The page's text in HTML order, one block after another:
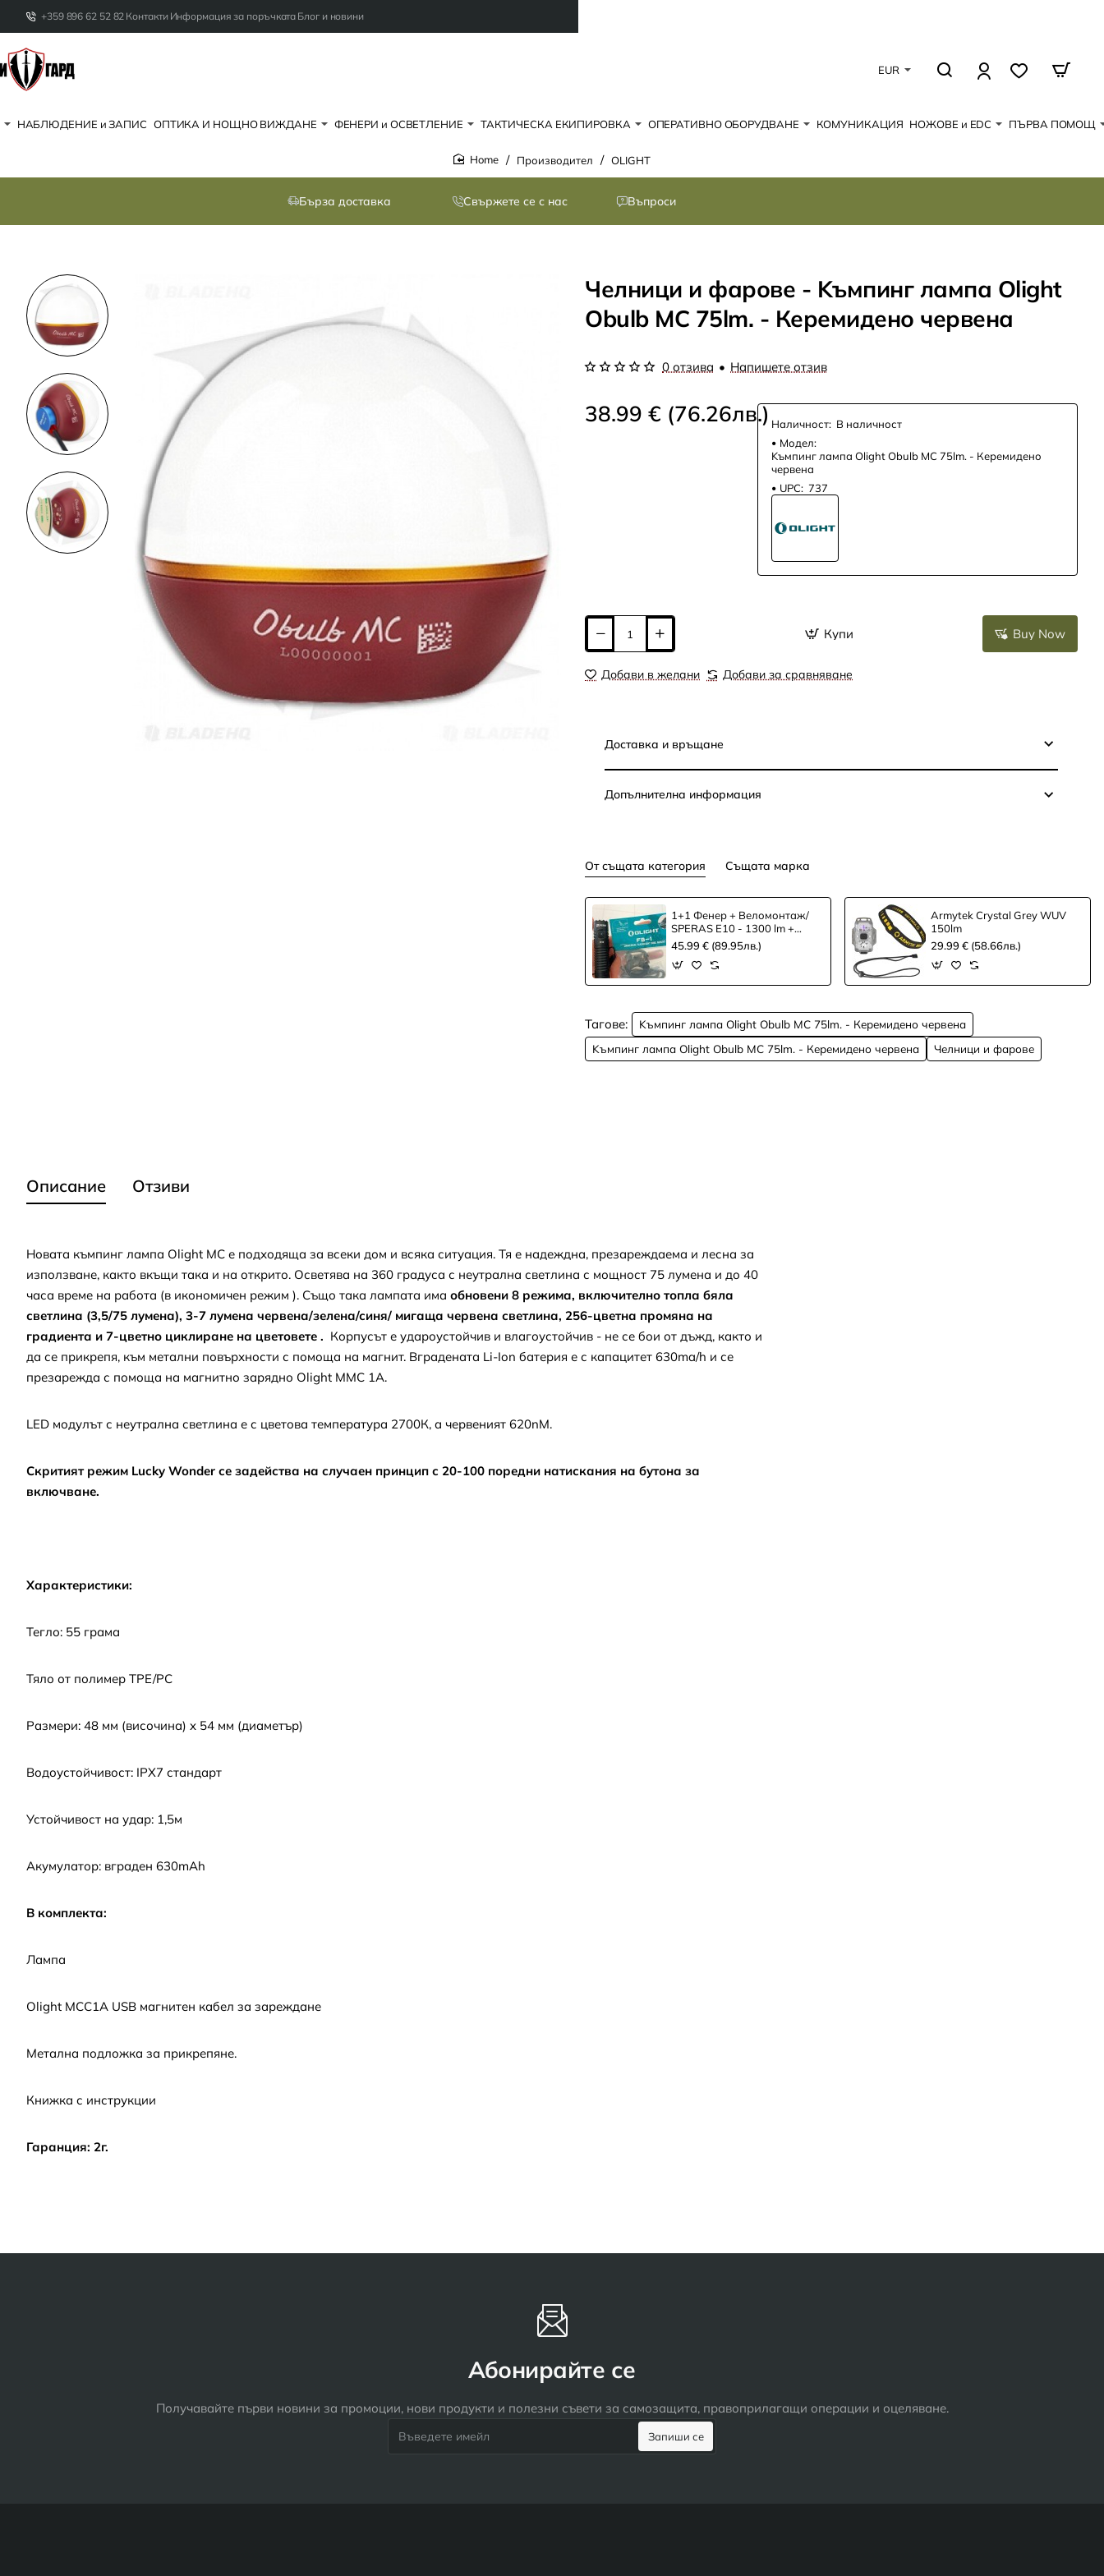
+359 896 62 52 82 Контакти Информация за поръчката Блог и новини
EUR
НАБЛЮДЕНИЕ и ЗАПИС ОПТИКА И НОЩНО ВИЖДАНЕ ФЕНЕРИ и ОСВЕТЛЕНИЕ ТАКТИЧЕСКА ЕКИПИРОВКА ОПЕРАТИВНО ОБОРУДВАНЕ КОМУНИКАЦИЯ НОЖОВЕ и EDC ПЪРВА ПОМОЩ
Производител OLIGHT
Бърза доставка Свържете се с нас Въпроси
Челници и фарове - Kъмпинг лампа Olight
Obulb MC 75lm. - Керемидено червена
0 отзива • Напишете отзив
38.99 € (76.26лв.)Наличност: В наличност
Модел:
Kъмпинг лампа Olight Obulb MC 75lm. - Керемидено
червена
UPC: 737
Купи Buy Now
Добави в желани Добави за сравняване
Доставка и връщане
Допълнителна информация
От същата категория Същата марка
1+1 Фенер + Веломонтаж/
SPERAS E10 - 1300 lm +
Велосипеден крепеж Olight
45.99 € (89.95лв.)
Armytek Crystal Grey WUV
150lm
29.99 € (58.66лв.)
Тагове:
Kъмпинг лампа Olight Obulb MC 75lm. - Керемидено червена
Kъмпинг лампа Olight Obulb MC 75lm. - Керемидено червена
Челници и фарове
Описание Отзиви
Новата къмпинг лампа Olight MC е подходяща за всеки дом и всяка ситуация. Тя е надеждна, презареждаема и лесна за
използване, както вкъщи така и на открито. Осветява на 360 градуса с неутрална светлина с мощност 75 лумена и до 40
часа време на работа (в икономичен режим ). Също така лампата има обновени 8 режима, включително топла бяла
светлина (3,5/75 лумена), 3-7 лумена червена/зелена/синя/ мигаща червена светлина, 256-цветна промяна на
градиента и 7-цветно циклиране на цветовете . Корпусът е удароустойчив и влагоустойчив - не се бои от дъжд, както и
да се прикрепя, към метални повърхности с помоща на магнит. Вградената Li-Ion батерия е с капацитет 630ma/h и се
презарежда с помоща на магнитно зарядно Olight MMC 1А.
LED модулът с неутрална светлина е с цветова температура 2700К, а червеният 620nM.
Скритият режим Lucky Wonder се задейства на случаен принцип с 20-100 поредни натискания на бутона за
включване.
Характеристики:
Тегло: 55 грама
Тяло от полимер TPE/PC
Размери: 48 мм (височина) x 54 мм (диаметър)
Водоустойчивост: IPX7 стандарт
Устойчивост на удар: 1,5м
Акумулатор: вграден 630mAh
В комплекта:
Лампа
Olight MCC1А USB магнитен кабел за зареждане
Метална подложка за прикрепяне.
Книжка с инструкции
Гаранция: 2г.
Абонирайте се
Получавайте първи новини за промоции, нови продукти и полезни съвети за самозащита, правоприлагащи операции и оцеляване.
имейл
Запиши се